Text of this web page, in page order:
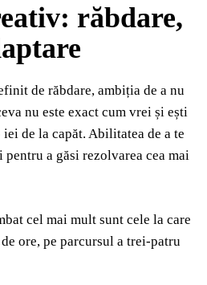
răbdare,
de răbdare, ambiția de a nu
nu este exact cum vrei și ești
de la capăt. Abilitatea de a te
a găsi rezolvarea cea mai
cel mai mult sunt cele la care
ore, pe parcursul a trei-patru